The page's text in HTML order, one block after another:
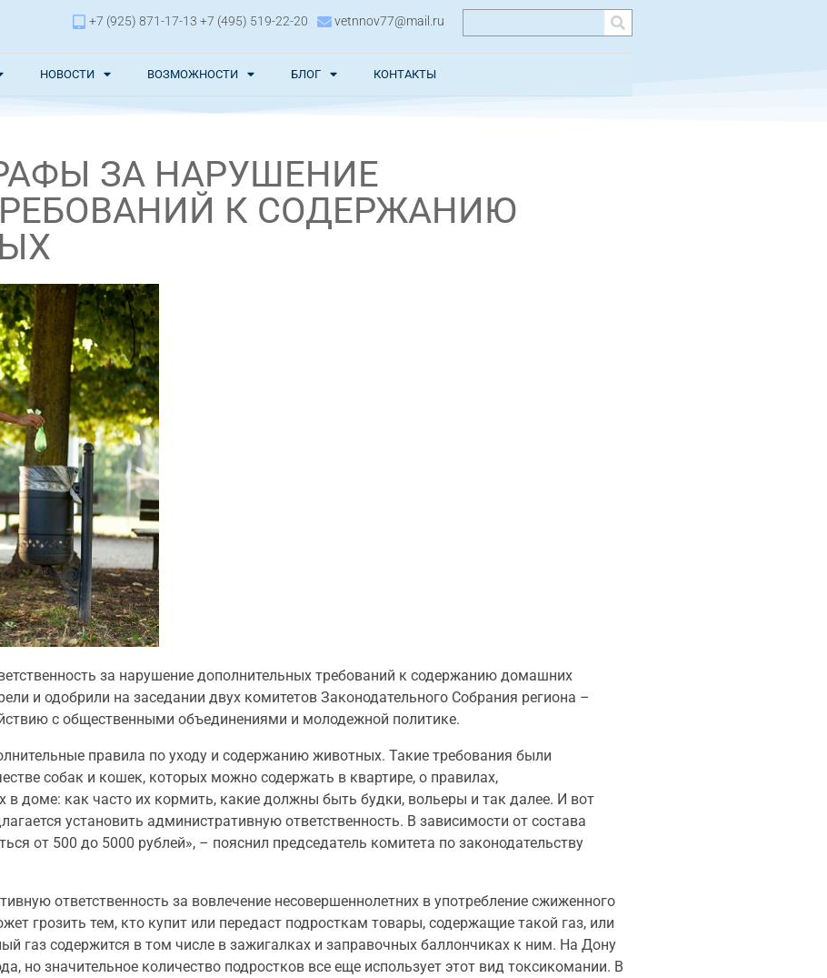
+7 (925) 871-17-13 +7 (495) 519-22-20 vetnnov77@mail.ru
НОВОСТИ ВОЗМОЖНОСТИ БЛОГ КОНТАКТЫ
ЗА НАРУШЕНИЕ
К СОДЕРЖАНИЮ
за нарушение дополнительных требований к содержанию домашних
и одобрили на заседании двух комитетов Законодательного Собрания региона –
с общественными объединениями и молодежной политике.
правила по уходу и содержанию животных. Такие требования были
собак и кошек, которых можно содержать в квартире, о правилах,
доме: как часто их кормить, какие должны быть будки, вольеры и так далее. И вот
установить административную ответственность. В зависимости от состава
от 500 до 5000 рублей», – пояснил председатель комитета по законодательству
ответственность за вовлечение несовершеннолетних в употребление сжиженного
грозить тем, кто купит или передаст подросткам товары, содержащие такой газ, или
газ содержится в том числе в зажигалках и заправочных баллончиках к ним. На Дону
но значительное количество подростков все еще использует этот вид токсикомании. В